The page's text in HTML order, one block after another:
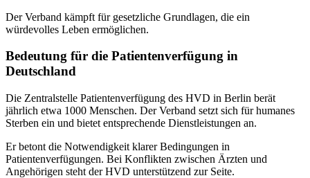
Der Verband kämpft für gesetzliche Grundlagen, die ein
würdevolles Leben ermöglichen.
Bedeutung für die Patientenverfügung in
Deutschland
Die Zentralstelle Patientenverfügung des HVD in Berlin berät
jährlich etwa 1000 Menschen. Der Verband setzt sich für humanes
Sterben ein und bietet entsprechende Dienstleistungen an.
Er betont die Notwendigkeit klarer Bedingungen in
Patientenverfügungen. Bei Konflikten zwischen Ärzten und
Angehörigen steht der HVD unterstützend zur Seite.